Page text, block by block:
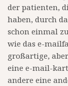
der patienten,
haben, durch
schon einmal
wie das e-
großartige,
eine e-mail-
andere eine